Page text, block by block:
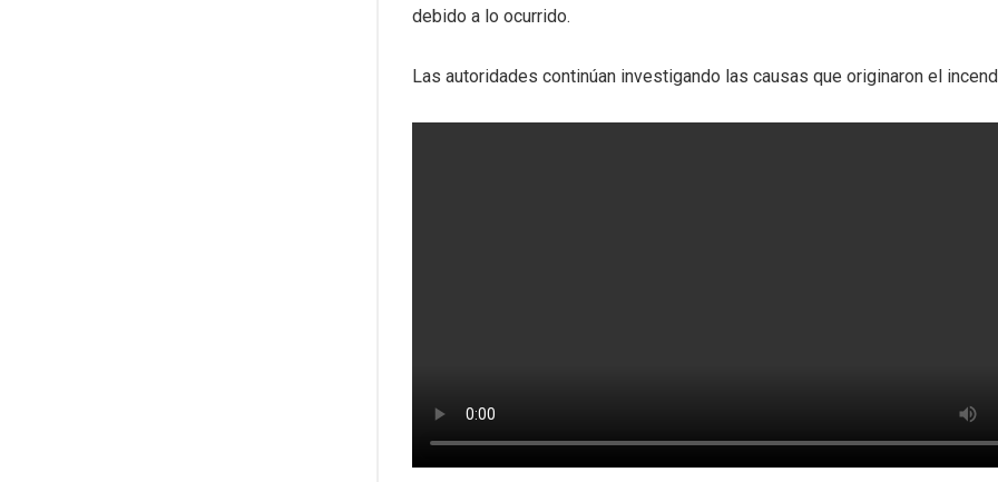
debido a lo ocurrido.
Las autoridades continúan investigando las causas que originaron el